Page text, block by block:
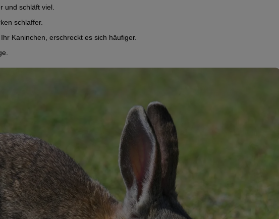
und schläft viel.
schlaffer.
Kaninchen, erschreckt es sich häufiger.